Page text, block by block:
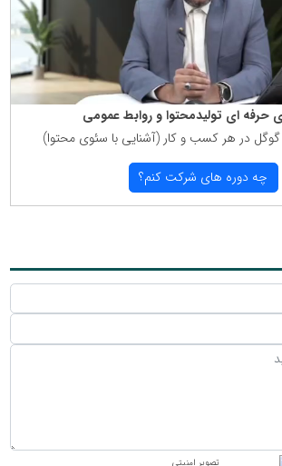
حرفه ای تولیدمحتوا و روابط عمومی
گوگل در هر كسب و كار (آشنایی با سئوی محتوا)
چه دوره های شركت كنم؟